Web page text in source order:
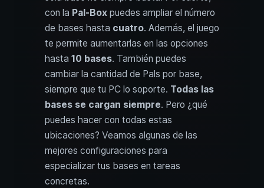
con la Pal-Box puedes ampliar el número
de bases hasta cuatro. Además, el juego
te permite aumentarlas en las opciones
hasta 10 bases. También puedes
cambiar la cantidad de Pals por base,
siempre que tu PC lo soporte. Todas las
bases se cargan siempre. Pero ¿qué
puedes hacer con todas estas
ubicaciones? Veamos algunas de las
mejores configuraciones para
especializar tus bases en tareas
concretas.